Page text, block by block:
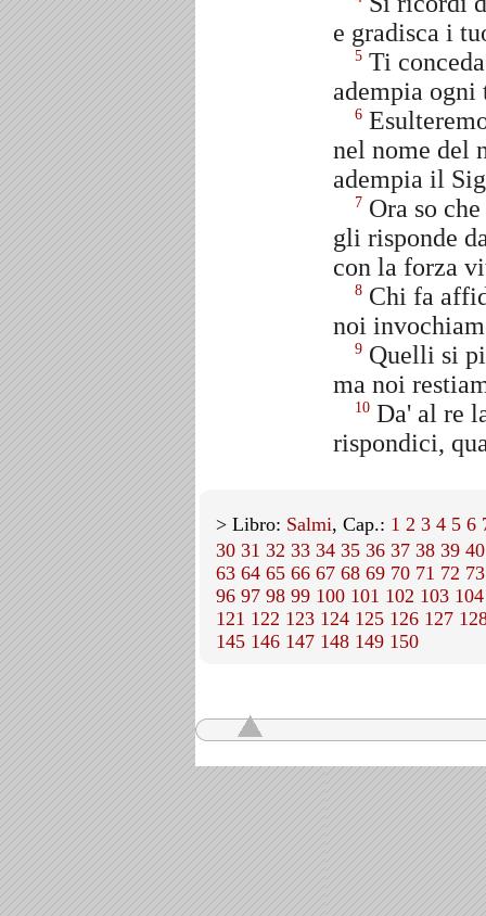
e gradisca i
5 Ti
adempia ogni
6
nel nome del
adempia il
7 Ora so
gli risponde
con la forza
8 Chi fa
noi
9 Quelli si
ma noi
10 Da' al re
rispondici,
> Libro: Salmi, Cap.: 1 2 3 4 5 6
30 31 32 33 34 35 36 37 38 39 40
63 64 65 66 67 68 69 70 71 72 73
96 97 98 99 100 101 102 103 104
121 122 123 124 125 126 127
145 146 147 148 149 150